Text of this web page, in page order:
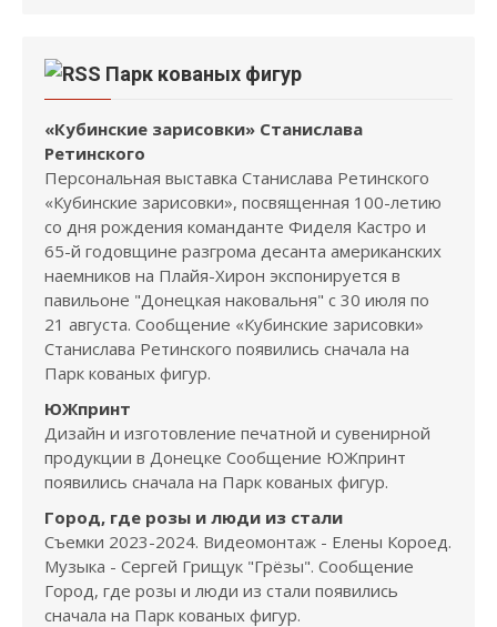
Парк кованых фигур
«Кубинские зарисовки» Станислава
Ретинского
Персональная выставка Станислава Ретинского
«Кубинские зарисовки», посвященная 100-летию
со дня рождения команданте Фиделя Кастро и
65-й годовщине разгрома десанта американских
наемников на Плайя-Хирон экспонируется в
павильоне "Донецкая наковальня" с 30 июля по
21 августа. Сообщение «Кубинские зарисовки»
Станислава Ретинского появились сначала на
Парк кованых фигур.
ЮЖпринт
Дизайн и изготовление печатной и сувенирной
продукции в Донецке Сообщение ЮЖпринт
появились сначала на Парк кованых фигур.
Город, где розы и люди из стали
Съемки 2023-2024. Видеомонтаж - Елены Короед.
Музыка - Сергей Грищук "Грёзы". Сообщение
Город, где розы и люди из стали появились
сначала на Парк кованых фигур.